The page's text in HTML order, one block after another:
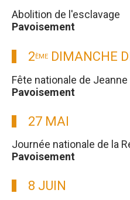
Abolition de l'esclavage
Pavoisement
2ÈME DIMANCHE
Fête nationale de
Pavoisement
27 MAI
Journée nationale de la
Pavoisement
8 JUIN